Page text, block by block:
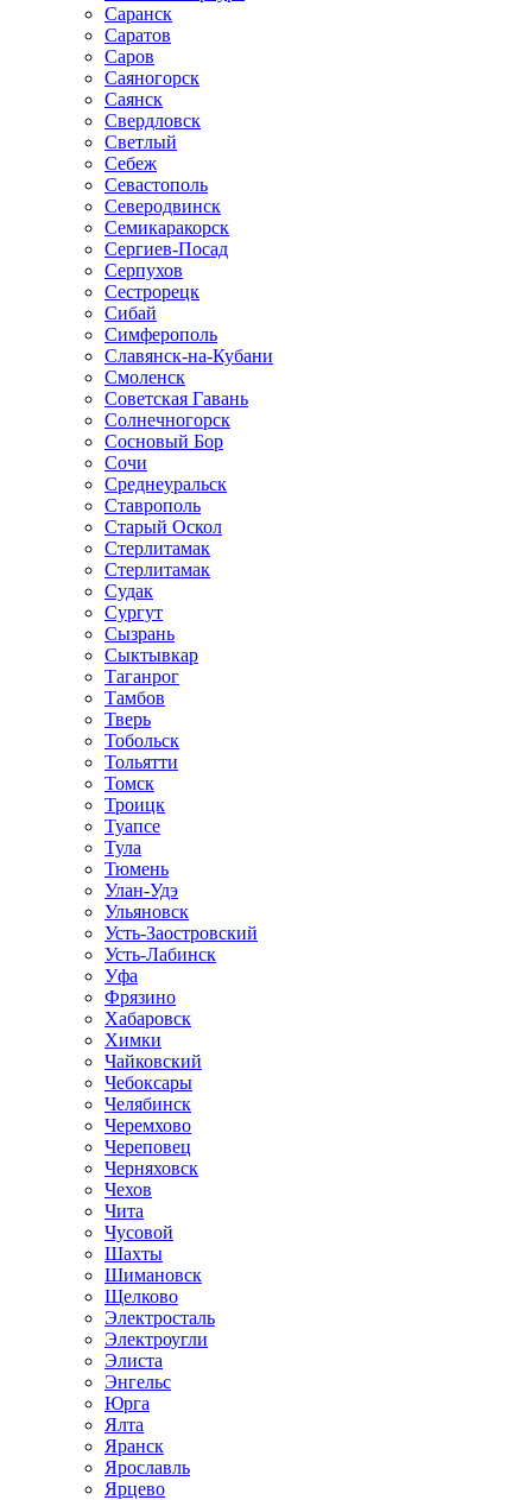
Саранск
Саратов
Саров
Саяногорск
Саянск
Свердловск
Светлый
Себеж
Севастополь
Северодвинск
Семикаракорск
Сергиев-Посад
Серпухов
Сестрорецк
Сибай
Симферополь
Славянск-на-Кубани
Смоленск
Советская Гавань
Солнечногорск
Сосновый Бор
Сочи
Среднеуральск
Ставрополь
Старый Оскол
Стерлитамак
Стерлитамак
Судак
Сургут
Сызрань
Сыктывкар
Таганрог
Тамбов
Тверь
Тобольск
Тольятти
Томск
Троицк
Туапсе
Тула
Тюмень
Улан-Удэ
Ульяновск
Усть-Заостровский
Усть-Лабинск
Уфа
Фрязино
Хабаровск
Химки
Чайковский
Чебоксары
Челябинск
Черемхово
Череповец
Черняховск
Чехов
Чита
Чусовой
Шахты
Шимановск
Щелково
Электросталь
Электроугли
Элиста
Энгельс
Юрга
Ялта
Яранск
Ярославль
Ярцево